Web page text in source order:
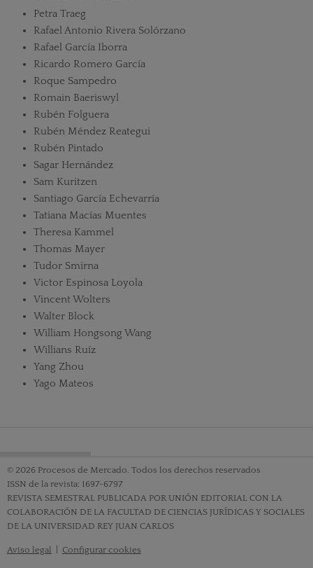
Petra Traeg
Rafael Antonio Rivera Solórzano
Rafael García Iborra
Ricardo Romero García
Roque Sampedro
Romain Baeriswyl
Rubén Folguera
Rubén Méndez Reategui
Rubén Pintado
Sagar Hernández
Sam Kuritzen
Santiago García Echevarría
Tatiana Macías Muentes
Theresa Kammel
Thomas Mayer
Tudor Smirna
Victor Espinosa Loyola
Vincent Wolters
Walter Block
William Hongsong Wang
Willians Ruíz
Yang Zhou
Yago Mateos
© 2026 Procesos de Mercado. Todos los derechos reservados
ISSN de la revista: 1697-6797
REVISTA SEMESTRAL PUBLICADA POR UNIÓN EDITORIAL CON LA
COLABORACIÓN DE LA FACULTAD DE CIENCIAS JURÍDICAS Y SOCIALES
DE LA UNIVERSIDAD REY JUAN CARLOS
Aviso legal Configurar cookies